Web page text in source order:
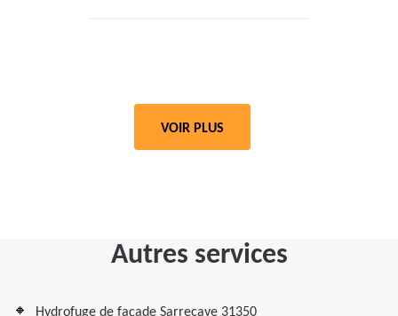
VOIR PLUS
Autres services
Hydrofuge de façade Sarrecave 31350